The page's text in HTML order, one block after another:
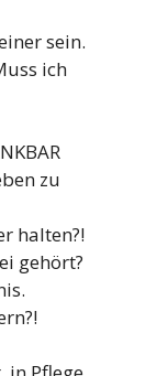
sein.
ich
zu
halten?!
gehört?